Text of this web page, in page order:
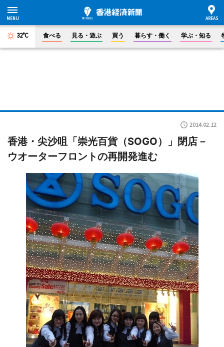
32°C 食べる 見る・遊ぶ 買う 暮らす・働く 学ぶ・知る
2014.02.12
香港・尖沙咀「崇光百貨（SOGO）」閉店－
ウオーターフロントの再開発進む